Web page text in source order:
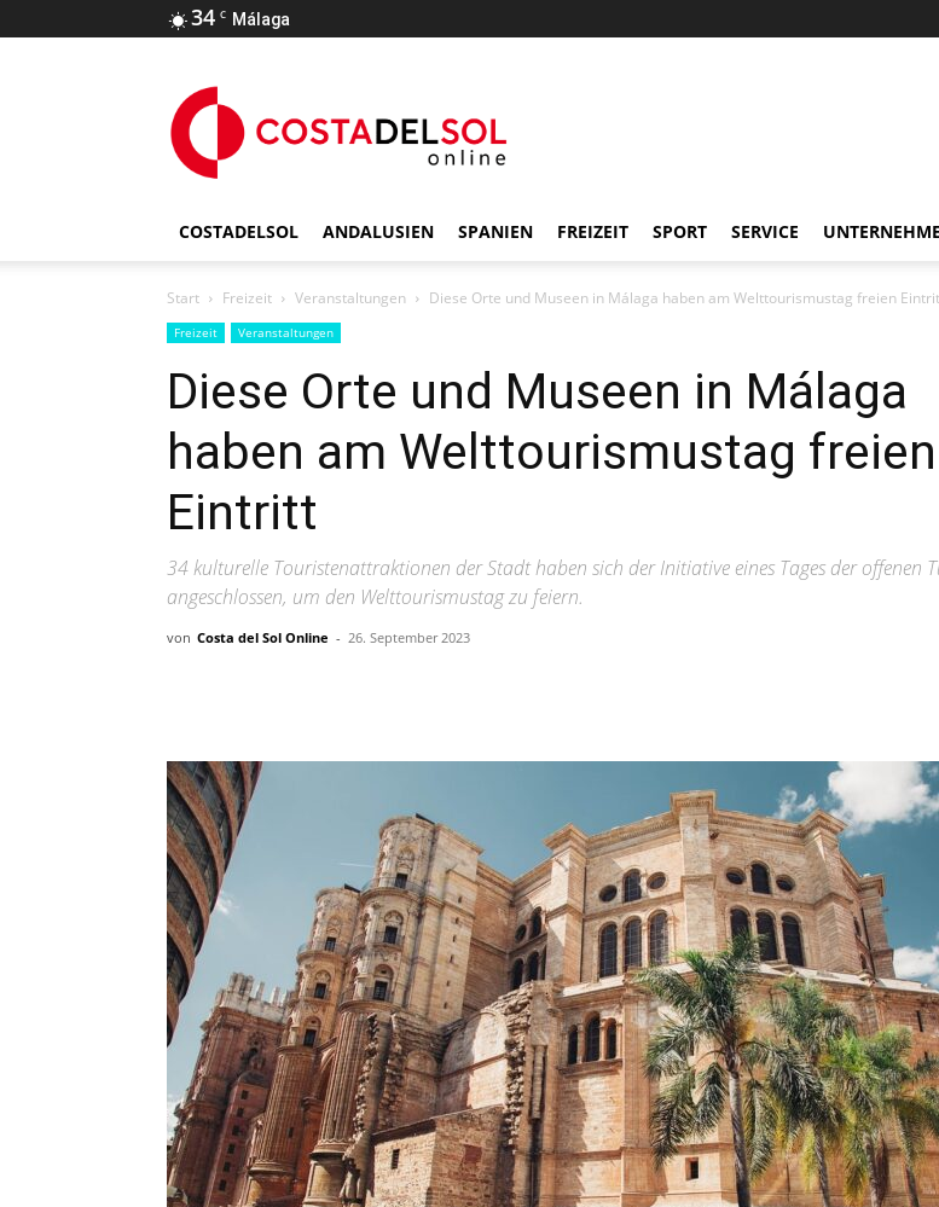
34 C Málaga
COSTADELSOL ANDALUSIEN SPANIEN FREIZEIT SPORT SERVICE
Start Freizeit Veranstaltungen Diese Orte und Museen in Málaga haben am Welttourismustag freien
Freizeit Veranstaltungen
Diese Orte und Museen in Málaga
haben am Welttourismustag freien
Eintritt
34 kulturelle Touristenattraktionen der Stadt haben sich der Initiative eines Tages der offenen
angeschlossen, um den Welttourismustag zu feiern.
von Costa del Sol Online - 26. September 2023